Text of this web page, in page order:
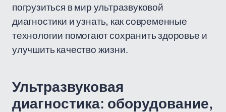
погрузиться в мир ультразвуковой
диагностики и узнать, как современные
технологии помогают сохранить здоровье и
улучшить качество жизни.
Ультразвуковая
диагностика: оборудование,